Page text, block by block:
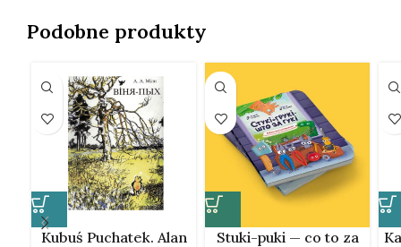
Podobne produkty
Kubuś Puchatek. Alan
Stuki-puki — co to za